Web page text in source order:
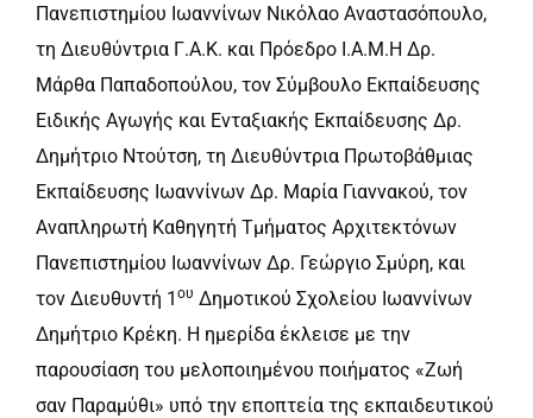
Πανεπιστημίου Ιωαννίνων Νικόλαο Αναστασόπουλο,
τη Διευθύντρια Γ.Α.Κ. και Πρόεδρο Ι.Α.Μ.Η Δρ.
Μάρθα Παπαδοπούλου, τον Σύμβουλο Εκπαίδευσης
Ειδικής Αγωγής και Ενταξιακής Εκπαίδευσης Δρ.
Δημήτριο Ντούτση, τη Διευθύντρια Πρωτοβάθμιας
Εκπαίδευσης Ιωαννίνων Δρ. Μαρία Γιαννακού, τον
Αναπληρωτή Καθηγητή Τμήματος Αρχιτεκτόνων
Πανεπιστημίου Ιωαννίνων Δρ. Γεώργιο Σμύρη, και
τον Διευθυντή 1 ου Δημοτικού Σχολείου Ιωαννίνων
Δημήτριο Κρέκη. Η ημερίδα έκλεισε με την
παρουσίαση του μελοποιημένου ποιήματος «Ζωή
σαν Παραμύθι» υπό την εποπτεία της εκπαιδευτικού